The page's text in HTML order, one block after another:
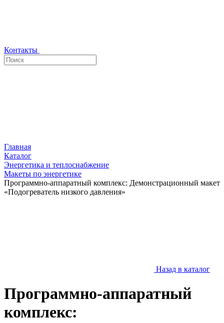
Контакты
Главная
Каталог
Энергетика и теплоснабжение
Макеты по энергетике
Программно-аппаратный комплекс: Демонстрационный макет
«Подогреватель низкого давления»
Назад в каталог
Программно-аппаратный
комплекс: